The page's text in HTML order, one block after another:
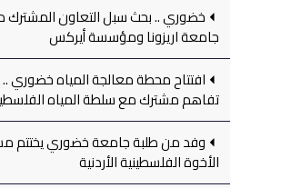
خضوري .. بحث سبل التعاون
جامعة اريزونا ومؤسسة أيركس
افتتاح محطة معالجة المياه خضوري
تفاهم مشترك مع سلطة المياه
وفد من طلبة جامعة خضوري يختتم
الأخوة الفلسطينية الأردنية